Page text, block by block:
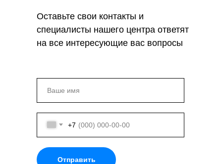
Оставьте свои контакты и
специалисты нашего центра ответят
на все интересующие вас вопросы
+7
Отправить